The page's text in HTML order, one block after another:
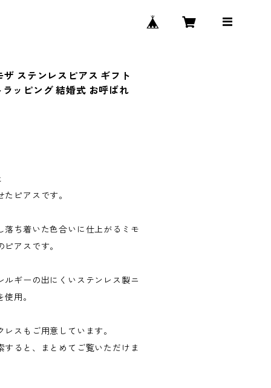
ステンレスピアス ギフト
ッピング 結婚式 お呼ばれ
ピアスです。
落ち着いた色合いに仕上がるミモ
アスです。
ギーの出にくいステンレス製ニ
用。
スもご用意しています。
ると、まとめてご覧いただけま